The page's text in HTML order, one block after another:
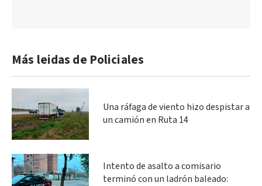
Más leidas de Policiales
Una ráfaga de viento hizo despistar a
un camión en Ruta 14
Intento de asalto a comisario
terminó con un ladrón baleado: